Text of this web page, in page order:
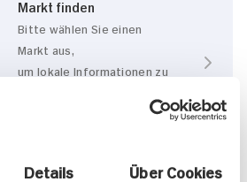
Details Über Cookies
Markt finden
Bitte wählen Sie einen
Markt aus,
um lokale Informationen zu